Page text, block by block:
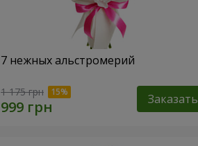
7 нежных альстромерий
1 175 грн Заказать